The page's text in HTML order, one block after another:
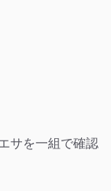
サを一組で確認